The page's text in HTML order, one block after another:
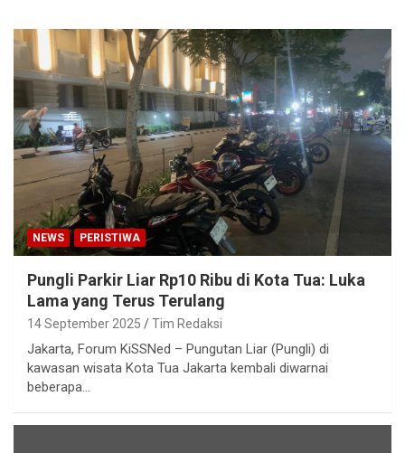
NEWS PERISTIWA
Pungli Parkir Liar Rp10 Ribu di Kota Tua: Luka
Lama yang Terus Terulang
14 September 2025 Tim Redaksi
Jakarta, Forum KiSSNed – Pungutan Liar (Pungli) di
kawasan wisata Kota Tua Jakarta kembali diwarnai
beberapa…